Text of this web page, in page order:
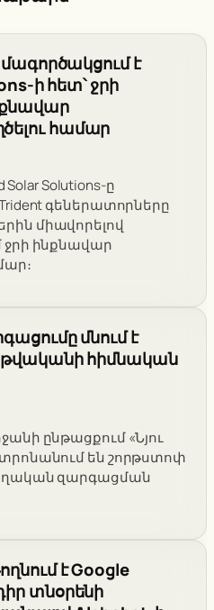
է
ի հետ՝ ջրի
համար
Solar Solutions-ը
գեներատորները
միավորելով
ջրի ինքնավար
մնում է
թվականի հիմնական
ընթացքում «Նյու
են շորթստոփ
զարգացման
է Google
տնօրենի